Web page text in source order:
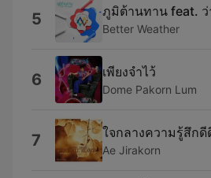
5 ภูมิต้านทาน feat.
Better Weather
6 เพียงจำไว้
Dome Pakorn Lum
7 ใจกลางความรู้สึกดี
Ae Jirakorn